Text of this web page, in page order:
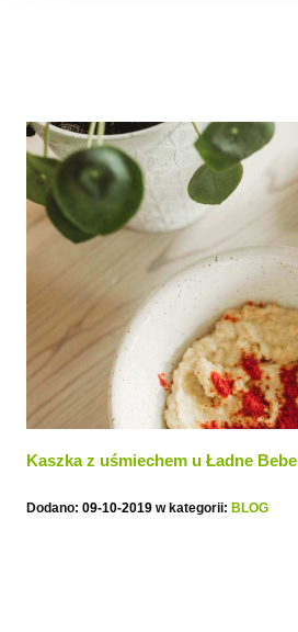
Kaszka z uśmiechem u Ładne Bebe
Dodano: 09-10-2019 w kategorii: BLOG